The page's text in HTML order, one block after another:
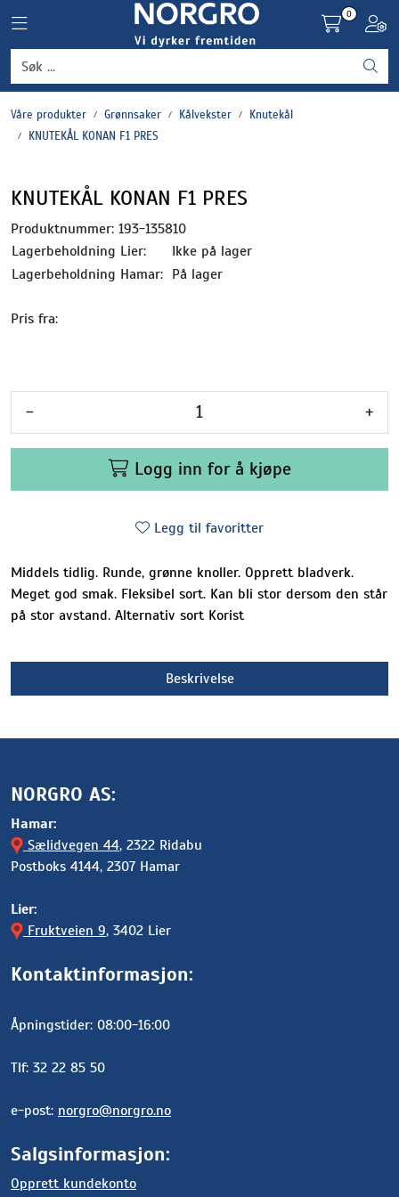
Toggle navigation
0
Våre produkter Grønnsaker Kålvekster
Knutekål
KNUTEKÅL KONAN F1 PRES
KNUTEKÅL KONAN F1 PRES
Produktnummer: 193-135810
Lagerbeholdning Lier:
Ikke på lager
Lagerbeholdning Hamar: På lager
Pris fra:
- +
Logg inn for å kjøpe
Legg til favoritter
Middels tidlig. Runde, grønne knoller. Opprett bladverk.
Meget god smak. Fleksibel sort. Kan bli stor dersom den står
på stor avstand. Alternativ sort Korist
Beskrivelse
NORGRO AS:
Hamar:
Sælidvegen 44, 2322 Ridabu
Postboks 4144, 2307 Hamar
Lier:
Fruktveien 9, 3402 Lier
Kontaktinformasjon:
Åpningstider: 08:00-16:00
Tlf: 32 22 85 50
e-post: norgro@norgro.no
Salgsinformasjon:
Opprett kundekonto
Grønnsaker
Settepotet og setteløk
Plantevern og nyttedyr
Blomster, potter og brett
Driftsmidler